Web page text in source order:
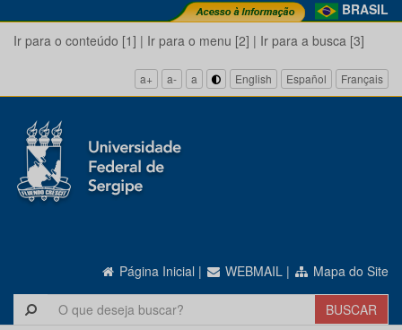
BRASIL
Ir para o conteúdo [1] | Ir para o menu [2] | Ir para a busca [3]
a+ a- a English Español Français
Página Inicial | WEBMAIL | Mapa do Site